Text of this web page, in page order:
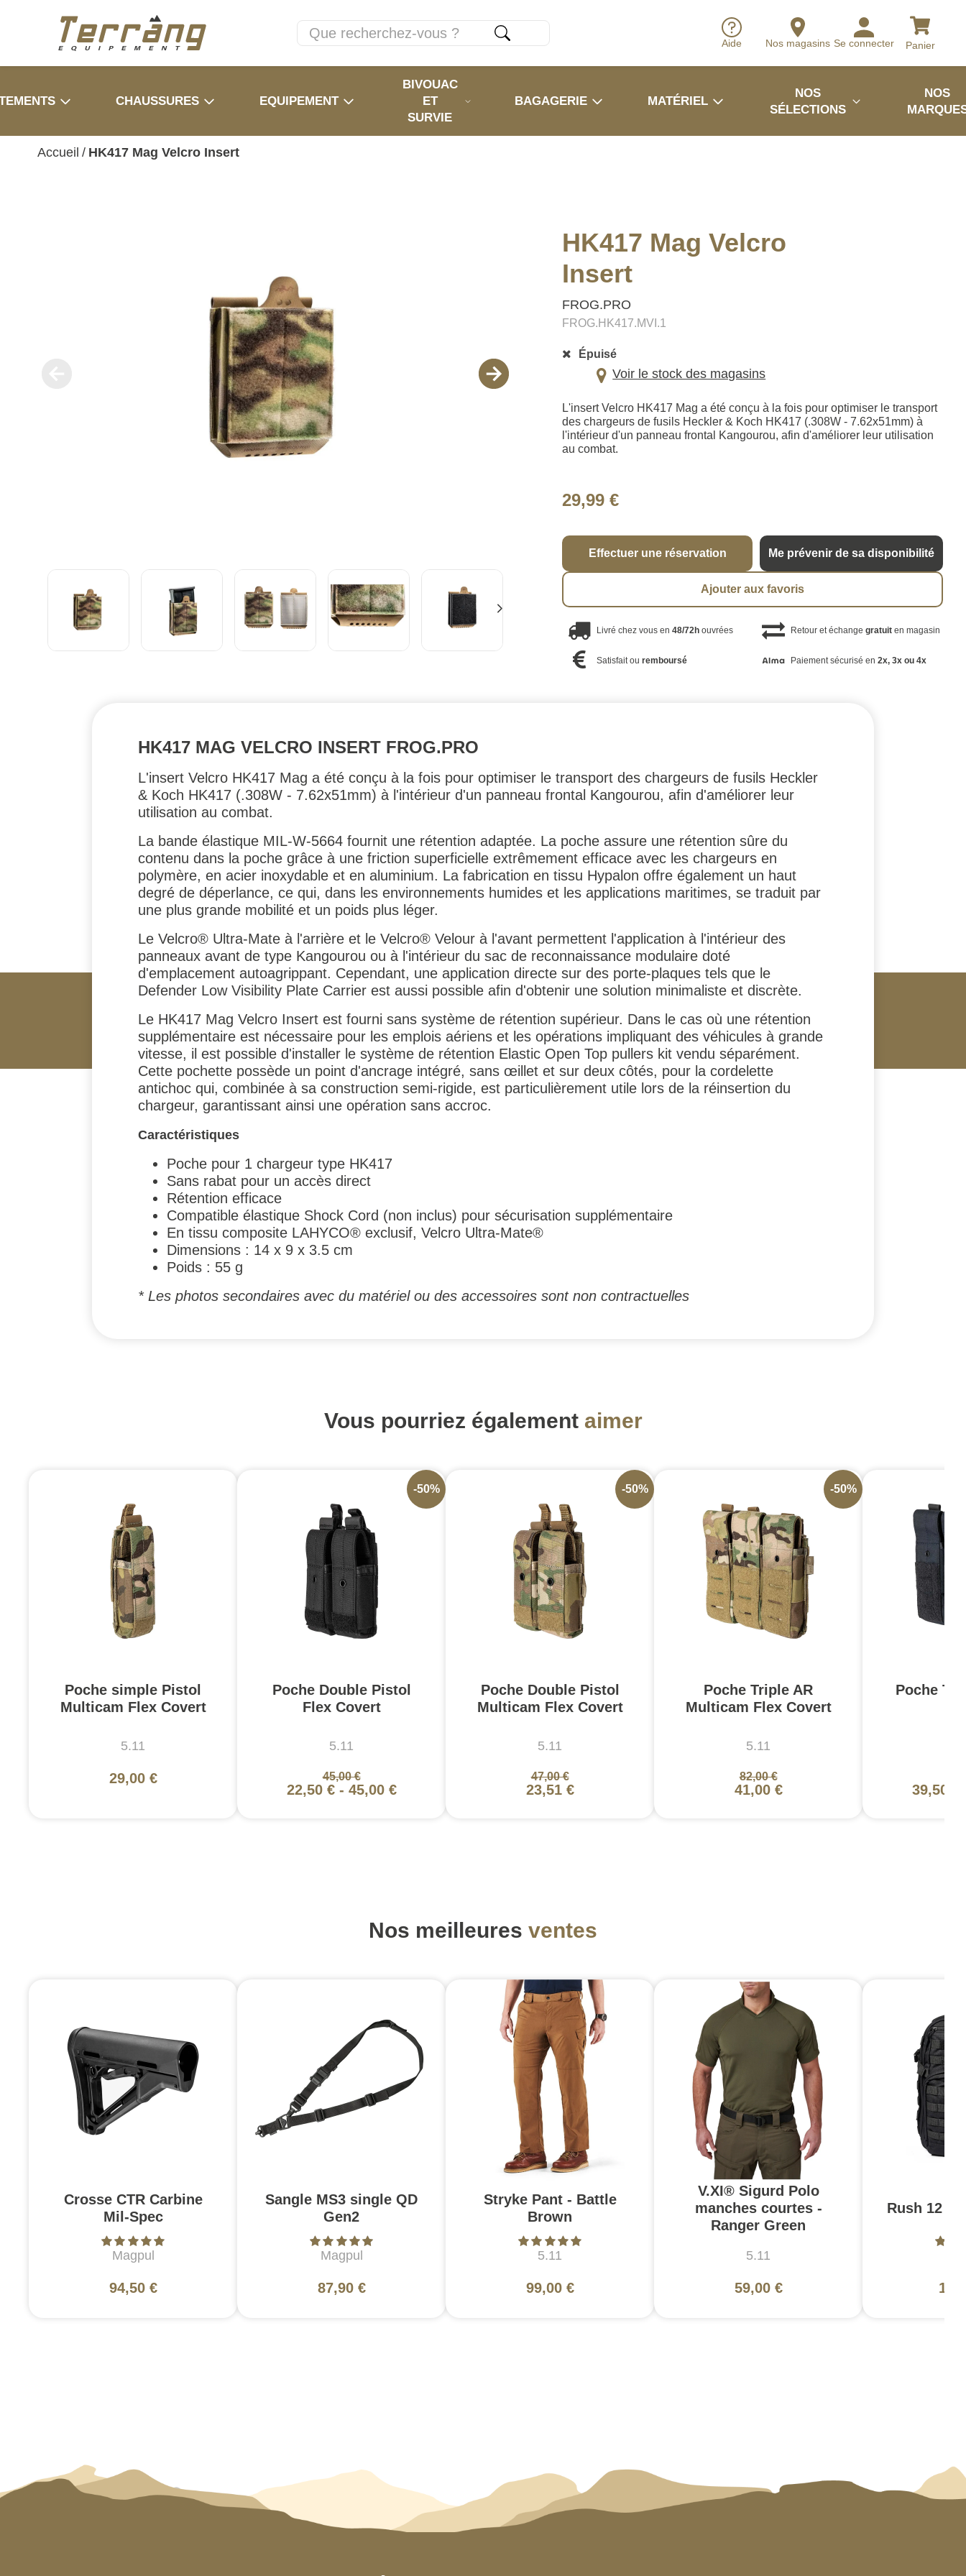
Aide Nos magasins Se connecter Panier
CHAUSSURES EQUIPEMENT
BIVOUAC
ET
SURVIE
BAGAGERIE MATÉRIEL
NOS
SÉLECTIONS
NOS
Accueil / HK417 Mag Velcro Insert
HK417 Mag Velcro
Insert
FROG.PRO
FROG.HK417.MVI.1
Épuisé
Voir le stock des magasins
L'insert Velcro HK417 Mag a été conçu à la fois pour optimiser le transport
des chargeurs de fusils Heckler & Koch HK417 (.308W - 7.62x51mm) à
l'intérieur d'un panneau frontal Kangourou, afin d'améliorer leur utilisation
au combat.
29,99 €
Effectuer une réservation Me prévenir de sa disponibilité
Ajouter aux favoris
Livré chez vous en48/72h ouvrées Retour et échange gratuiten magasin
Satisfait ouremboursé Paiement sécurisé en 2x, 3x ou 4x
HK417 MAG VELCRO INSERT FROG.PRO
L'insert Velcro HK417 Mag a été conçu à la fois pour optimiser le transport des chargeurs de fusils Heckler
& Koch HK417 (.308W - 7.62x51mm) à l'intérieur d'un panneau frontal Kangourou, afin d'améliorer leur
utilisation au combat.
La bande élastique MIL-W-5664 fournit une rétention adaptée. La poche assure une rétention sûre du
contenu dans la poche grâce à une friction superficielle extrêmement efficace avec les chargeurs en
polymère, en acier inoxydable et en aluminium. La fabrication en tissu Hypalon offre également un haut
degré de déperlance, ce qui, dans les environnements humides et les applications maritimes, se traduit par
une plus grande mobilité et un poids plus léger.
Le Velcro® Ultra-Mate à l'arrière et le Velcro® Velour à l'avant permettent l'application à l'intérieur des
panneaux avant de type Kangourou ou à l'intérieur du sac de reconnaissance modulaire doté
d'emplacement autoagrippant. Cependant, une application directe sur des porte-plaques tels que le
Defender Low Visibility Plate Carrier est aussi possible afin d'obtenir une solution minimaliste et discrète.
Le HK417 Mag Velcro Insert est fourni sans système de rétention supérieur. Dans le cas où une rétention
supplémentaire est nécessaire pour les emplois aériens et les opérations impliquant des véhicules à grande
vitesse, il est possible d'installer le système de rétention Elastic Open Top pullers kit vendu séparément.
Cette pochette possède un point d'ancrage intégré, sans œillet et sur deux côtés, pour la cordelette
antichoc qui, combinée à sa construction semi-rigide, est particulièrement utile lors de la réinsertion du
chargeur, garantissant ainsi une opération sans accroc.
Caractéristiques
Poche pour 1 chargeur type HK417
Sans rabat pour un accès direct
Rétention efficace
Compatible élastique Shock Cord (non inclus) pour sécurisation supplémentaire
En tissu composite LAHYCO® exclusif, Velcro Ultra-Mate®
Dimensions : 14 x 9 x 3.5 cm
Poids : 55 g
* Les photos secondaires avec du matériel ou des accessoires sont non contractuelles
Vous pourriez également aimer
Poche simple Pistol
Multicam Flex Covert
5.11
29,00 €
Poche Double Pistol
Flex Covert
5.11
45,00 €
22,50 €- 45,00 €
-50%
Poche Double Pistol
Multicam Flex Covert
5.11
47,00 €
23,51 €
-50%
Poche Triple AR
Multicam Flex Covert
5.11
82,00 €
41,00 €
-50%
Poche
39,50 €
Nos meilleures ventes
Crosse CTR Carbine
Mil-Spec
Magpul
94,50 €
Sangle MS3 single QD
Gen2
Magpul
87,90 €
Stryke Pant - Battle
Brown
5.11
99,00 €
V.XI® Sigurd Polo
manches courtes -
Ranger Green
5.11
59,00 €
Rush 12